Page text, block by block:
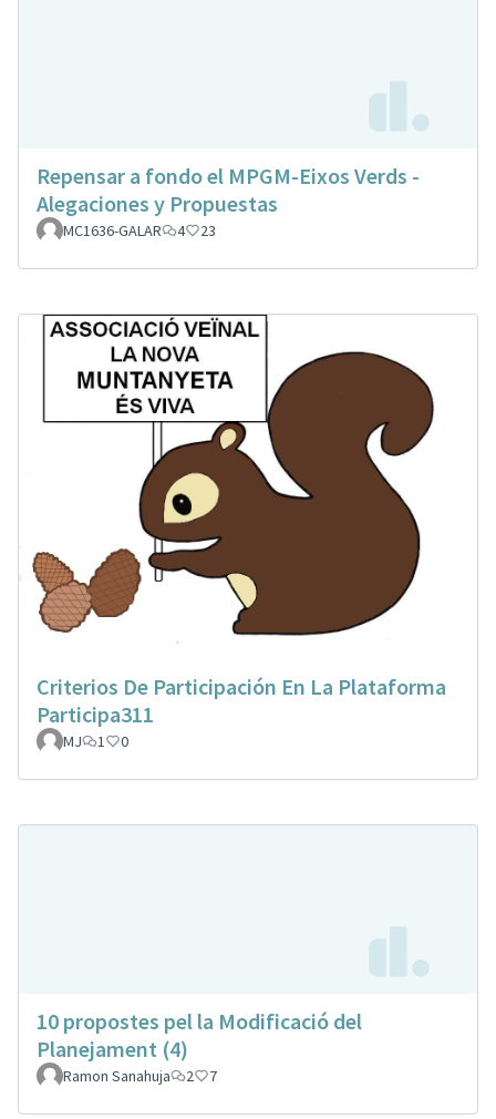
Repensar a fondo el MPGM-Eixos Verds -
Alegaciones y Propuestas
MC1636-GALAR 4 23
Criterios De Participación En La Plataforma
Participa311
MJ 1 0
10 propostes pel la Modificació del
Planejament (4)
Ramon Sanahuja 2 7